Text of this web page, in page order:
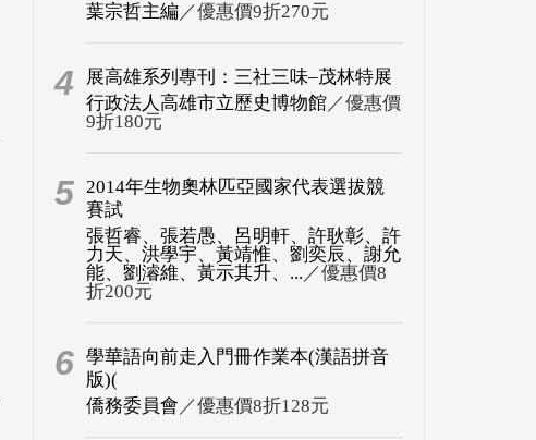
葉宗哲主編 ／優惠價9折270元
4
展高雄系列專刊：三社三味–茂林特展
行政法人高雄市立歷史博物館／優惠價
9折180元
5 2014年生物奧林匹亞國家代表選拔競
賽試
張哲睿、張若愚、呂明軒、許耿彰、許
力天、洪學宇、黃靖惟、劉奕辰、謝允
能、劉濬維、黃示其升、... ／優惠價8
折200元
6 學華語向前走入門冊作業本(漢語拼音
版)(
僑務委員會 ／優惠價8折128元